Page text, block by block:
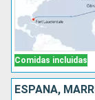
Comidas incluidas